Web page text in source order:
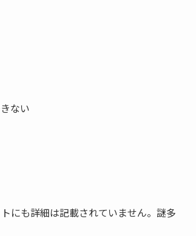
ない
にも詳細は記載されていません。謎多